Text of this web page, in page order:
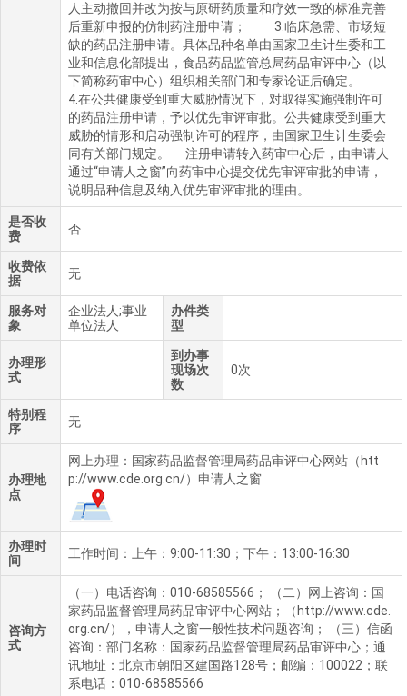
人主动撤回并改为按与原研药质量和疗效一致的标准完善
后重新申报的仿制药注册申请； 3.临床急需、市场短
缺的药品注册申请。具体品种名单由国家卫生计生委和工
业和信息化部提出，食品药品监管总局药品审评中心（以
下简称药审中心）组织相关部门和专家论证后确定。
4.在公共健康受到重大威胁情况下，对取得实施强制许可
的药品注册申请，予以优先审评审批。公共健康受到重大
威胁的情形和启动强制许可的程序，由国家卫生计生委会
同有关部门规定。 注册申请转入药审中心后，由申请人
通过“申请人之窗”向药审中心提交优先审评审批的申请，
说明品种信息及纳入优先审评审批的理由。
是否收
费
否
收费依
据
无
服务对
象
企业法人;事业
单位法人
办件类
型
办理形
式
到办事
现场次
数
0次
特别程
序
无
办理地
点
网上办理：国家药品监督管理局药品审评中心网站（htt
p://www.cde.org.cn/）申请人之窗
办理时
间
工作时间：上午：9:00-11:30；下午：13:00-16:30
咨询方
式
（一）电话咨询：010-68585566； （二）网上咨询：国
家药品监督管理局药品审评中心网站；（http://www.cde.
org.cn/），申请人之窗一般性技术问题咨询； （三）信函
咨询：部门名称：国家药品监督管理局药品审评中心；通
讯地址：北京市朝阳区建国路128号；邮编：100022；联
系电话：010-68585566